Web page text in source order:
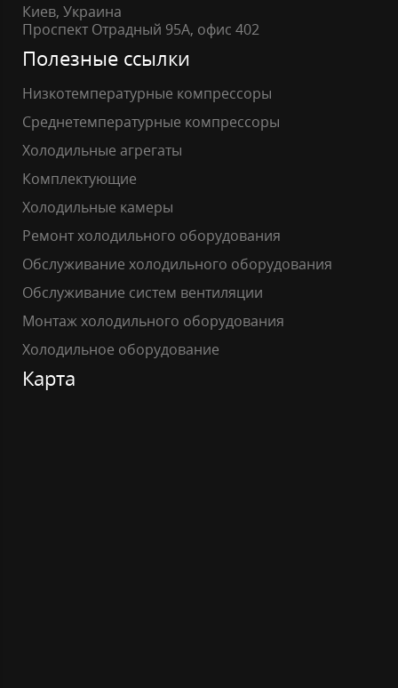
Киев, Украина
Проспект Отрадный 95А, офис 402
Полезные ссылки
Низкотемпературные компрессоры
Среднетемпературные компрессоры
Холодильные агрегаты
Комплектующие
Холодильные камеры
Ремонт холодильного оборудования
Обслуживание холодильного оборудования
Обслуживание систем вентиляции
Монтаж холодильного оборудования
Холодильное оборудование
Карта